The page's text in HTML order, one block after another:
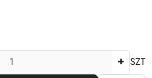
SZT